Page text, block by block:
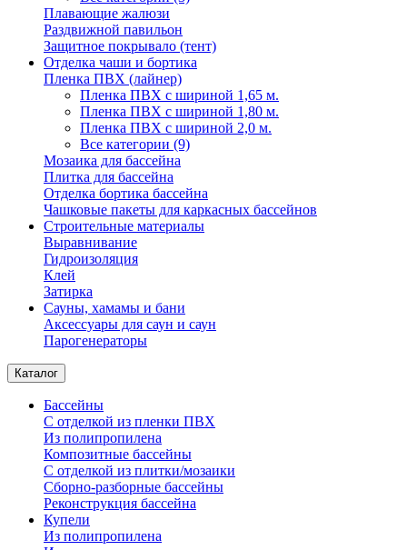
Плавающие жалюзи
Раздвижной павильон
Защитное покрывало (тент)
Отделка чаши и бортика
Пленка ПВХ (лайнер)
Пленка ПВХ с шириной 1,65 м.
Пленка ПВХ с шириной 1,80 м.
Пленка ПВХ с шириной 2,0 м.
Все категории (9)
Мозаика для бассейна
Плитка для бассейна
Отделка бортика бассейна
Чашковые пакеты для каркасных бассейнов
Строительные материалы
Выравнивание
Гидроизоляция
Клей
Затирка
Сауны, хамамы и бани
Аксессуары для саун и саун
Парогенераторы
Каталог
Бассейны
С отделкой из пленки ПВХ
Из полипропилена
Композитные бассейны
С отделкой из плитки/мозаики
Сборно-разборные бассейны
Реконструкция бассейна
Купели
Из полипропилена